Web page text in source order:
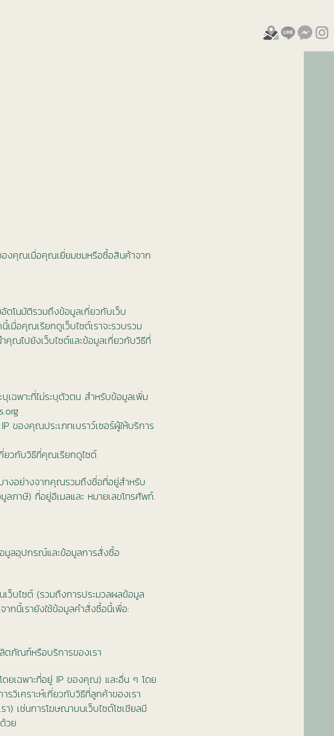
องคุณเมื่อคุณเยี่ยมชมหรือซื้อสินค้าจาก
โนมัติรวมถึงข้อมูลเกี่ยวกับเว็บ
มื่อคุณเรียกดูเว็บไซต์เราจะรวบรวม
ณไปยังเว็บไซต์และข้อมูลเกี่ยวกับวิธีที่
ฉพาะที่ไม่ระบุตัวตน สำหรับข้อมูลเพิ่ม
ของคุณประเภทเบราว์เซอร์ผู้ให้บริการ
ยวกับวิธีที่คุณเรียกดูไซต์
างอย่างจากคุณรวมถึงชื่อที่อยู่สำหรับ
ลภาษี) ที่อยู่อีเมลและ หมายเลขโทรศัพท์.
มูลอุปกรณ์และข้อมูลการสั่งซื้อ
เว็บไซต์ (รวมถึงการประมวลผลข้อมูล
กนี้เรายังใช้ข้อมูลคำสั่งซื้อนี้เพื่อ:
ภัณฑ์หรือบริการของเรา
ดยเฉพาะที่อยู่ IP ของคุณ) และอื่น ๆ โดย
วิเคราะห์เกี่ยวกับวิธีที่ลูกค้าของเรา
) เช่นการโฆษณาบนเว็บไซต์โซเชียลมี
วย